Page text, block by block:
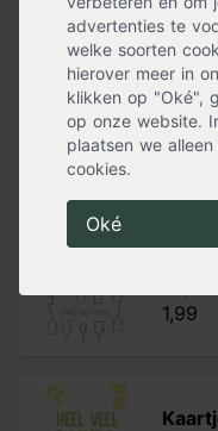
advertenties te
welke soorten
hierover meer in
klikken op "Oké",
op onze website.
plaatsen we
cookies.
Oké
Alternatieven
op
1,99